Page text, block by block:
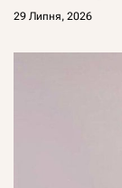
29 Липня, 2026